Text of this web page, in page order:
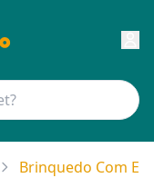
Brinquedo Com